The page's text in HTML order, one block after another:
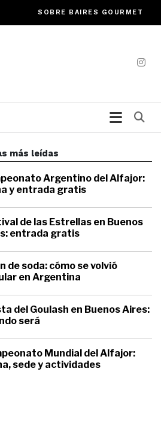
SOBRE BAIRES GOURMET
más leídas
Argentino del Alfajor:
y entrada gratis
de las Estrellas en Buenos
entrada gratis
de soda: cómo se volvió
en Argentina
del Goulash en Buenos Aires:
será
Mundial del Alfajor:
sede y actividades